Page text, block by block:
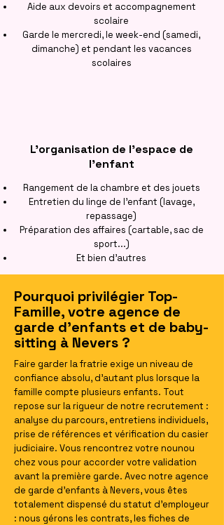
Aide aux devoirs et accompagnement
scolaire
Garde le mercredi, le week-end (samedi,
dimanche) et pendant les vacances
scolaires
L'organisation de l'espace de
l'enfant
Rangement de la chambre et des jouets
Entretien du linge de l'enfant (lavage,
repassage)
Préparation des affaires (cartable, sac de
sport...)
Et bien d'autres
Pourquoi privilégier Top-
Famille, votre agence de
garde d'enfants et de baby-
sitting à Nevers ?
Faire garder la fratrie exige un niveau de
confiance absolu, d'autant plus lorsque la
famille compte plusieurs enfants. Tout
repose sur la rigueur de notre recrutement :
analyse du parcours, entretiens individuels,
prise de références et vérification du casier
judiciaire. Vous rencontrez votre nounou
chez vous pour accorder votre validation
avant la première garde. Avec notre agence
de garde d'enfants à Nevers, vous êtes
totalement dispensé du statut d'employeur
: nous gérons les contrats, les fiches de